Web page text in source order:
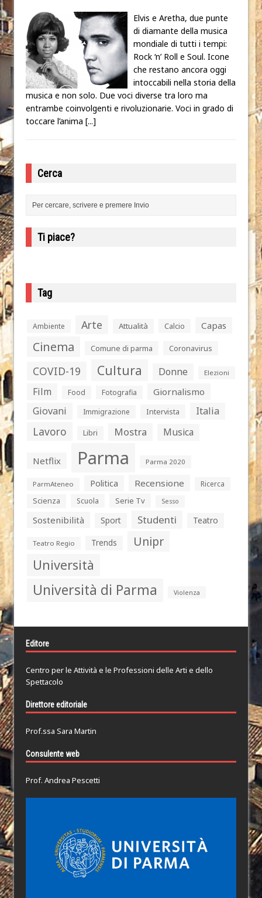
Elvis e Aretha, due punte
di diamante della musica
mondiale di tutti i tempi:
Rock ‘n’ Roll e Soul. Icone
che restano ancora oggi
intoccabili nella storia della
musica e non solo. Due voci diverse tra loro ma
entrambe coinvolgenti e rivoluzionarie. Voci in grado di
toccare l’anima [...]
Cerca
Ti piace?
Tag
Ambiente Arte Attualità Calcio Capas
Cinema Comune di parma Coronavirus
COVID-19 Cultura Donne Elezioni
Film Food Fotografia Giornalismo
Giovani Immigrazione Intervista Italia
Lavoro Libri Mostra Musica
Netflix Parma Parma 2020
ParmAteneo Politica Recensione
Ricerca
Scienza
Scuola Serie Tv Sesso
Sostenibilità Sport Studenti Teatro
Teatro Regio Trends Unipr
Università
Università di Parma Violenza
Editore
Centro per le Attività e le Professioni delle Arti e dello
Spettacolo
Direttore editoriale
Prof.ssa Sara Martin
Consulente web
Prof. Andrea Pescetti